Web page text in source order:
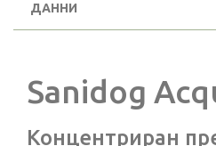
ДАННИ
Sanidog
Концентриран